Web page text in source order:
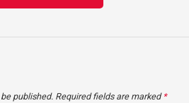
published. Required fields are marked *